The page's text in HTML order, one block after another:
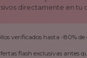
directamente en tu
verificados hasta -80% de
flash exclusivas antes